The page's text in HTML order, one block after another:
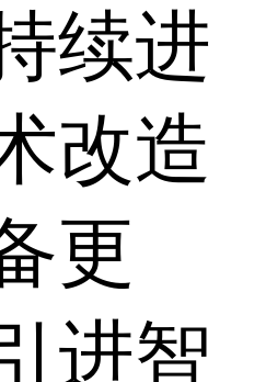
续进
改造
更
进智